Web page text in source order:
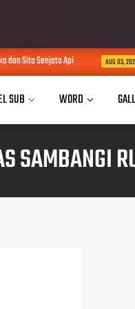
Api AUG 03, 2026
SUB WORD
SAMBANGI